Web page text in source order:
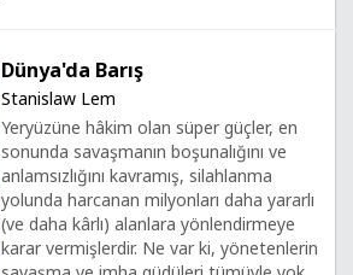
Dünya'da Barış
Stanislaw Lem
Yeryüzüne hâkim olan süper güçler, en
sonunda savaşmanın boşunalığını ve
anlamsızlığını kavramış, silahlanma
yolunda harcanan milyonları daha yararlı
(ve daha kârlı) alanlara yönlendirmeye
karar vermişlerdir. Ne var ki, yönetenlerin